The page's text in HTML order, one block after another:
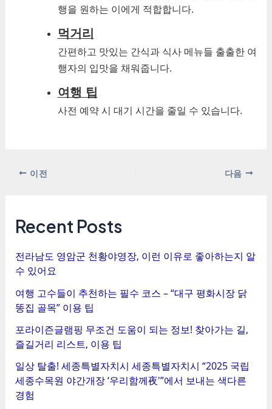
행을 원하는 이에게 적합합니다.
먹거리
간편하고 맛있는 간식과 식사 메뉴들 출출한 여
행자의 입맛을 채워줍니다.
여행 팁
사전 예약 시 대기 시간을 줄일 수 있습니다.
이전 다음
Recent Posts
전라남도 영암군 천황야영장, 이런 이유로 좋아하는지 알
수 있어요
여행 고수들이 추천하는 필수 코스 – “대구 평화시장 닭
똥집 골목” 이용 팁
포라이즌글램핑 무조건 도움이 되는 정보! 찾아가는 길,
즐길거리 리스트, 이용 팁
일상 탈출! 세종특별자치시 세종특별자치시 “2025 국립
세종수목원 야간개장 ‘우리함께夜'”에서 보내는 색다른
경험